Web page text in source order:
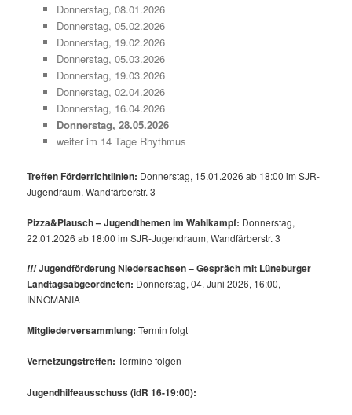
Donnerstag, 08.01.2026
Donnerstag, 05.02.2026
Donnerstag, 19.02.2026
Donnerstag, 05.03.2026
Donnerstag, 19.03.2026
Donnerstag, 02.04.2026
Donnerstag, 16.04.2026
Donnerstag, 28.05.2026
weiter im 14 Tage Rhythmus
Treffen Förderrichtlinien: Donnerstag, 15.01.2026 ab 18:00 im SJR-
Jugendraum, Wandfärberstr. 3
Pizza&Plausch – Jugendthemen im Wahlkampf: Donnerstag,
22.01.2026 ab 18:00 im SJR-Jugendraum, Wandfärberstr. 3
!!!Jugendförderung Niedersachsen – Gespräch mit Lüneburger
Landtagsabgeordneten: Donnerstag, 04. Juni 2026, 16:00,
INNOMANIA
Mitgliederversammlung:Termin folgt
Vernetzungstreffen:Termine folgen
Jugendhilfeausschuss (idR 16-19:00):